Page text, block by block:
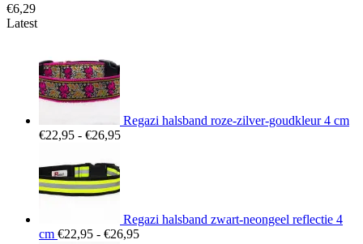
€6,29
Latest
Regazi halsband roze-zilver-goudkleur 4 cm
€22,95 - €26,95Prijsklasse:
Regazi halsband zwart-neongeel reflectie 4
cm €22,95 - €26,95Prijsklasse: